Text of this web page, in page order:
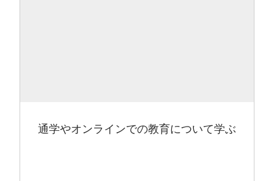
通学やオンラインでの教育について学ぶ